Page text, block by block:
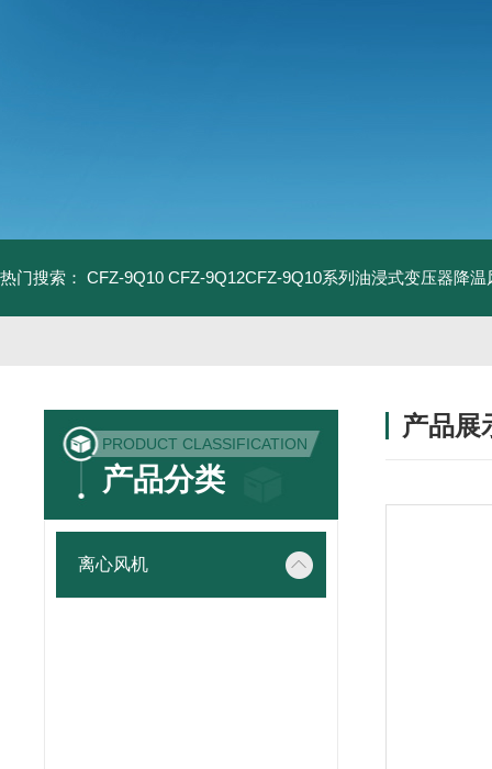
热门搜索： CFZ-9Q10 CFZ-9Q12CFZ-9Q10系列油浸式变压器降温
PRODUCT CLASSIFICATION
产品分类
离心风机
产品展